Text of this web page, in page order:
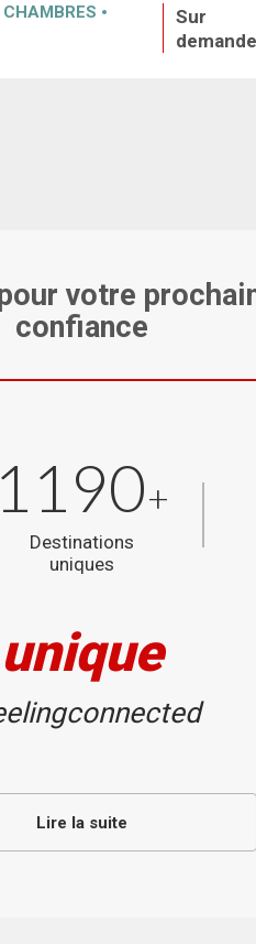
CHAMBRES
Sur
demande
votre
confiance
1190+
Destinations
uniques
unique
Lire la suite